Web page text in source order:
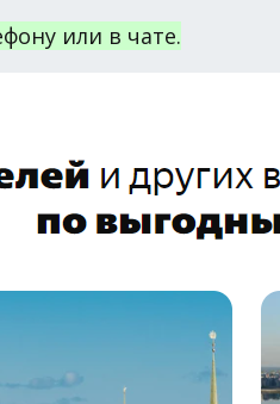
или в чате.